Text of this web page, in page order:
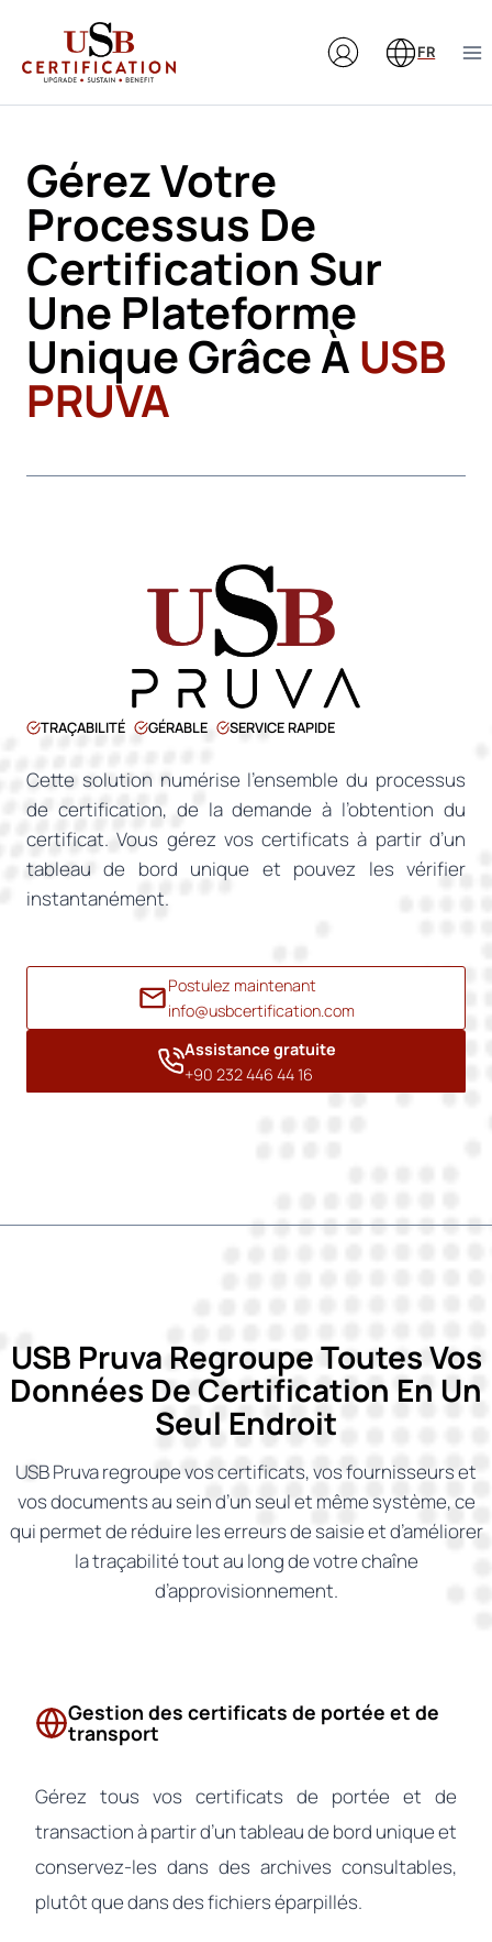
contenu
FR
Gérez Votre
Processus De
Certification Sur
Une Plateforme
Unique Grâce À USB
PRUVA
TRAÇABILITÉ GÉRABLE SERVICE RAPIDE
Cette solution numérise l’ensemble du processus
de certification, de la demande à l’obtention du
certificat. Vous gérez vos certificats à partir d’un
tableau de bord unique et pouvez les vérifier
instantanément.
Postulez maintenant
info@usbcertification.com
Assistance gratuite
+90 232 446 44 16
USB Pruva Regroupe Toutes Vos
Données De Certification En Un
Seul Endroit
USB Pruva regroupe vos certificats, vos fournisseurs et
vos documents au sein d’un seul et même système, ce
qui permet de réduire les erreurs de saisie et d’améliorer
la traçabilité tout au long de votre chaîne
d’approvisionnement.
Gestion des certificats de portée et de
transport
Gérez tous vos certificats de portée et de
transaction à partir d’un tableau de bord unique et
conservez-les dans des archives consultables,
plutôt que dans des fichiers éparpillés.